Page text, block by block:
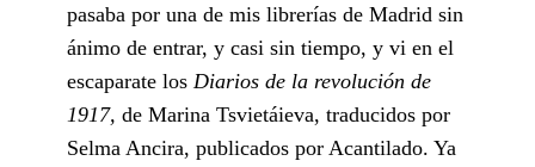
pasaba por una de mis librerías de Madrid sin
ánimo de entrar, y casi sin tiempo, y vi en el
escaparate los Diarios de la revolución de
1917, de Marina Tsvietáieva, traducidos por
Selma Ancira, publicados por Acantilado. Ya